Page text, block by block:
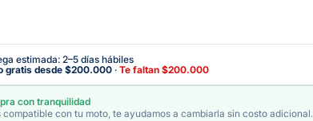
estimada: 2–5 días hábiles
gratis desde $200.000 · Te faltan $200.000
con tranquilidad
compatible con tu moto, te ayudamos a cambiarla sin costo adicional.